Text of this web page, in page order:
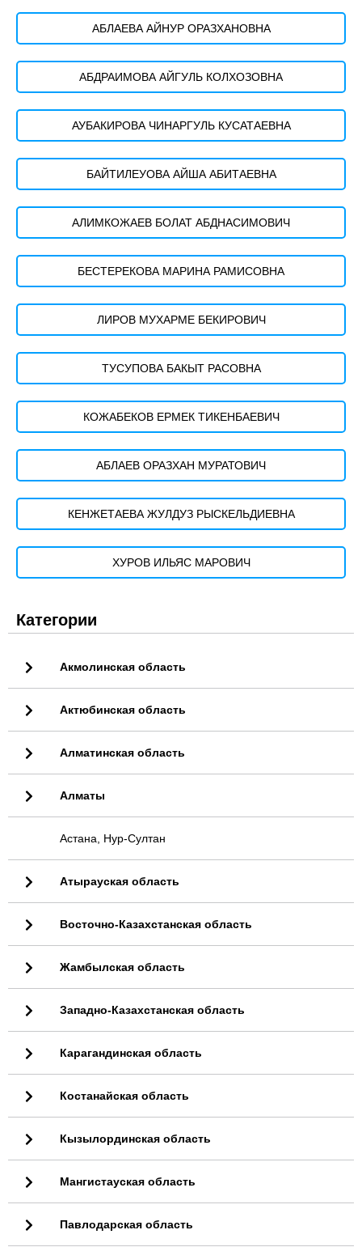
АБЛАЕВА АЙНУР ОРАЗХАНОВНА
АБДРАИМОВА АЙГУЛЬ КОЛХОЗОВНА
АУБАКИРОВА ЧИНАРГУЛЬ КУСАТАЕВНА
БАЙТИЛЕУОВА АЙША АБИТАЕВНА
АЛИМКОЖАЕВ БОЛАТ АБДНАСИМОВИЧ
БЕСТЕРЕКОВА МАРИНА РАМИСОВНА
ЛИРОВ МУХАРМЕ БЕКИРОВИЧ
ТУСУПОВА БАКЫТ РАСОВНА
КОЖАБЕКОВ ЕРМЕК ТИКЕНБАЕВИЧ
АБЛАЕВ ОРАЗХАН МУРАТОВИЧ
КЕНЖЕТАЕВА ЖУЛДУЗ РЫСКЕЛЬДИЕВНА
ХУРОВ ИЛЬЯС МАРОВИЧ
Категории
Акмолинская область
Актюбинская область
Алматинская область
Алматы
Астана, Нур-Султан
Атырауская область
Восточно-Казахстанская область
Жамбылская область
Западно-Казахстанская область
Карагандинская область
Костанайская область
Кызылординская область
Мангистауская область
Павлодарская область